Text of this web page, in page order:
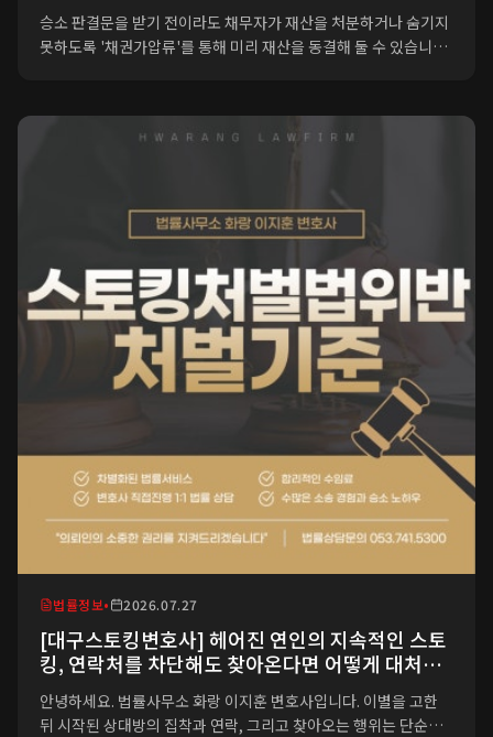
승소 판결문을 받기 전이라도 채무자가 재산을 처분하거나 숨기지
못하도록 '채권가압류'를 통해 미리 재산을 동결해 둘 수 있습니다.
이는 가장
법률정보• 2026.07.27
[대구스토킹변호사] 헤어진 연인의 지속적인 스토
킹, 연락처를 차단해도 찾아온다면 어떻게 대처해
야 할까요?
안녕하세요. 법률사무소 화랑 이지훈 변호사입니다. 이별을 고한
뒤 시작된 상대방의 집착과 연락, 그리고 찾아오는 행위는 단순한